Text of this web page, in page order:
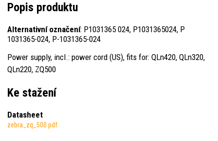
Popis produktu
Alternativní označení: P1031365 024, P1031365024, P
1031365-024, P-1031365-024
Power supply, incl.: power cord (US), fits for: QLn420, QLn320,
QLn220, ZQ500
Ke stažení
Datasheet
zebra_zq_500.pdf